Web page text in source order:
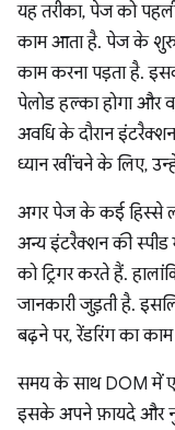
यह तरीका, पेज को
काम आता है. पेज के
काम करना पड़ता है.
पेलोड हल्का होगा और
अवधि के दौरान
ध्यान खींचने के लिए, उन्हें
अगर पेज के कई हिस्से
अन्य इंटरैक्शन की स्पीड
को ट्रिगर करते हैं.
जानकारी जुड़ती है.
बढ़ने पर, रेंडरिंग का
समय के साथ DOM में
इसके अपने फ़ायदे और